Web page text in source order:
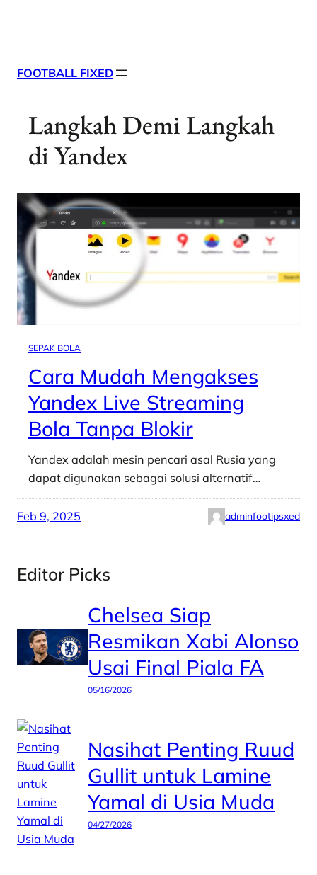
FOOTBALL FIXED
Langkah Demi Langkah
di Yandex
SEPAK BOLA
Cara Mudah Mengakses
Yandex Live Streaming
Bola Tanpa Blokir
​Yandex adalah mesin pencari asal Rusia yang
dapat digunakan sebagai solusi alternatif…
Feb 9, 2025 adminfootipsxed
Editor Picks
Chelsea Siap
Resmikan Xabi Alonso
Usai Final Piala FA
05/16/2026
Nasihat Penting Ruud
Gullit untuk Lamine
Yamal di Usia Muda
04/27/2026